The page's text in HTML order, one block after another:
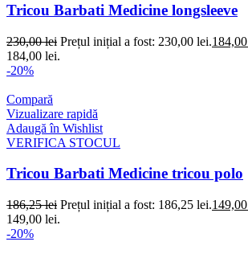
Tricou Barbati Medicine longsleeve
230,00lei Prețul inițial a fost: 230,00 lei.184,00
184,00 lei.
-20%
Compară
Vizualizare rapidă
Adaugă în Wishlist
VERIFICA STOCUL
Tricou Barbati Medicine tricou polo
186,25lei Prețul inițial a fost: 186,25 lei.149,00
149,00 lei.
-20%